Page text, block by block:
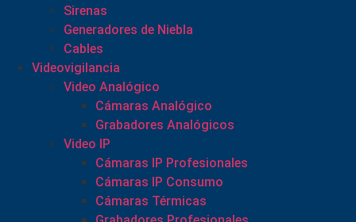
Sirenas
Generadores de Niebla
Cables
Videovigilancia
Video Analógico
Cámaras Analógico
Grabadores Analógicos
Video IP
Cámaras IP Profesionales
Cámaras IP Consumo
Cámaras Térmicas